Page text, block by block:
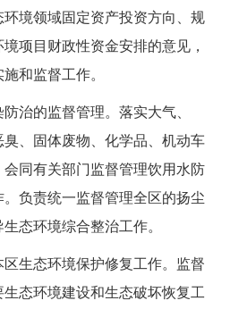
环境领域固定资产投资方向、规
项目财政性资金安排的意见，
和监督工作。
治的监督管理。落实大气、
、固体废物、化学品、机动车
同有关部门监督管理饮用水防
负责统一监督管理全区的扬尘
态环境综合整治工作。
区生态环境保护修复工作。监督
态环境建设和生态破坏恢复工